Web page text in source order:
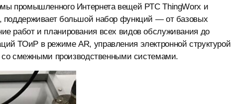
промышленного Интернета вещей PTC ThingWorx и
поддерживает большой набор функций — от базовых
работ и планирования всех видов обслуживания до
ТОиР в режиме AR, управления электронной структурой
со смежными производственными системами.